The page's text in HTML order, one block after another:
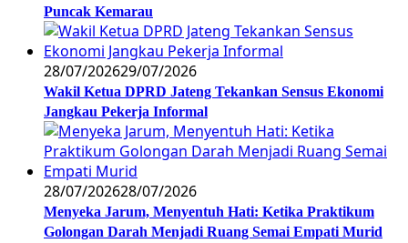
Puncak Kemarau
28/07/202629/07/2026
Wakil Ketua DPRD Jateng Tekankan Sensus Ekonomi
Jangkau Pekerja Informal
28/07/202628/07/2026
Menyeka Jarum, Menyentuh Hati: Ketika Praktikum
Golongan Darah Menjadi Ruang Semai Empati Murid